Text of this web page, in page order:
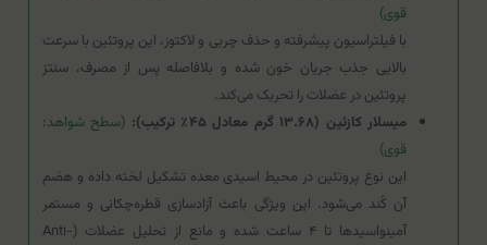
قوی)
با فیلتراسیون پیشرفته و حذف چربی و لاکتوز، این پروتئین با سرعت
بالایی جذب جریان خون شده و بلافاصله پس از مصرف، سنتز
پروتئین در عضلات را تحریک می‌کند.
میسلار کازئین (۱۳.۶۸ گرم معادل ۴۵٪ ترکیب):
(سطح شواهد:
قوی)
این نوع پروتئین در محیط اسیدی معده تشکیل لخته داده و هضم
آن کُند می‌شود. این ویژگی باعث آزادسازی قطره‌چکانی و مستمر
آمینواسیدها تا ۴ ساعت شده و مانع از تحلیل عضلات (Anti-